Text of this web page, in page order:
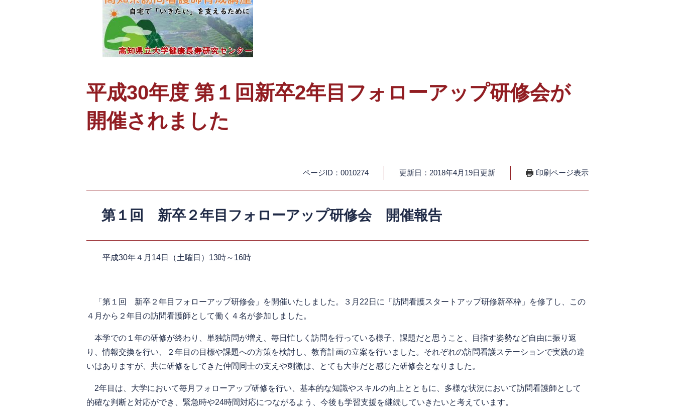
平成30年度 第１回新卒2年目フォローアップ研修会が
開催されました
ページID：0010274 更新日：2018年4月19日更新 印刷ページ表示
第１回 新卒２年目フォローアップ研修会 開催報告
平成30年４月14日（土曜日）13時～16時
「第１回 新卒２年目フォローアップ研修会」を開催いたしました。３月22日に「訪問看護スタートアップ研修新卒枠」を修了し、この
４月から２年目の訪問看護師として働く４名が参加しました。
本学での１年の研修が終わり、単独訪問が増え、毎日忙しく訪問を行っている様子、課題だと思うこと、目指す姿勢など自由に振り返
り、情報交換を行い、２年目の目標や課題への方策を検討し、教育計画の立案を行いました。それぞれの訪問看護ステーションで実践の違
いはありますが、共に研修をしてきた仲間同士の支えや刺激は、とても大事だと感じた研修会となりました。
2年目は、大学において毎月フォローアップ研修を行い、基本的な知識やスキルの向上とともに、多様な状況において訪問看護師として
的確な判断と対応ができ、緊急時や24時間対応につながるよう、今後も学習支援を継続していきたいと考えています。